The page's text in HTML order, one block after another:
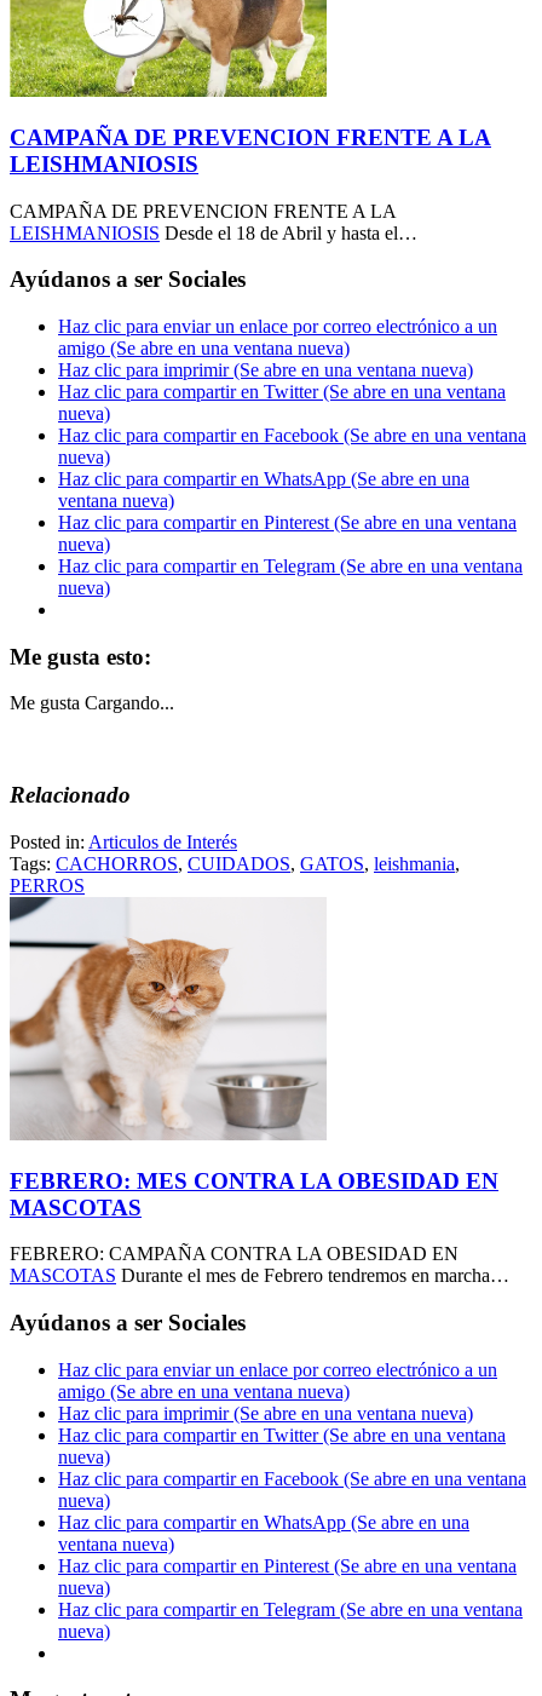
CAMPAÑA DE PREVENCION FRENTE A LA
LEISHMANIOSIS
CAMPAÑA DE PREVENCION FRENTE A LA
LEISHMANIOSIS Desde el 18 de Abril y hasta el…
Ayúdanos a ser Sociales
Haz clic para enviar un enlace por correo electrónico a un
amigo (Se abre en una ventana nueva)
Haz clic para imprimir (Se abre en una ventana nueva)
Haz clic para compartir en Twitter (Se abre en una ventana
nueva)
Haz clic para compartir en Facebook (Se abre en una ventana
nueva)
Haz clic para compartir en WhatsApp (Se abre en una
ventana nueva)
Haz clic para compartir en Pinterest (Se abre en una ventana
nueva)
Haz clic para compartir en Telegram (Se abre en una ventana
nueva)
Me gusta esto:
Me gusta Cargando...
Relacionado
Posted in: Articulos de Interés
Tags: CACHORROS, CUIDADOS, GATOS, leishmania,
PERROS
FEBRERO: MES CONTRA LA OBESIDAD EN
MASCOTAS
FEBRERO: CAMPAÑA CONTRA LA OBESIDAD EN
MASCOTAS Durante el mes de Febrero tendremos en marcha…
Ayúdanos a ser Sociales
Haz clic para enviar un enlace por correo electrónico a un
amigo (Se abre en una ventana nueva)
Haz clic para imprimir (Se abre en una ventana nueva)
Haz clic para compartir en Twitter (Se abre en una ventana
nueva)
Haz clic para compartir en Facebook (Se abre en una ventana
nueva)
Haz clic para compartir en WhatsApp (Se abre en una
ventana nueva)
Haz clic para compartir en Pinterest (Se abre en una ventana
nueva)
Haz clic para compartir en Telegram (Se abre en una ventana
nueva)